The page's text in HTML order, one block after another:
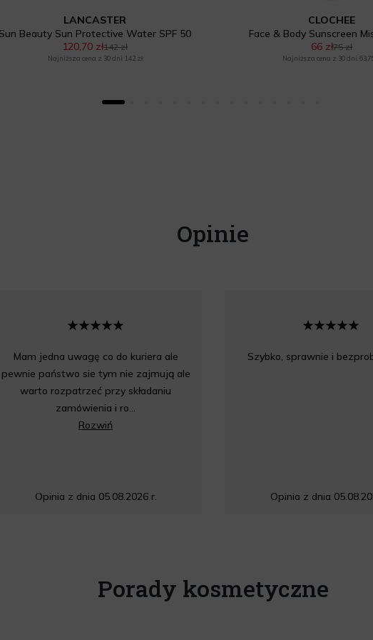
LANCASTER
Sun Beauty Sun Protective Water SPF 50
120,70 zł142 zł
Najniższa cena z 30 dni: 142 zł
CLOCHEE
Face & Body Sunscreen
66 zł75 zł
Najniższa cena z 30 dni:
Opinie
Mam jedna uwagę co do kuriera ale
pewnie państwo sie tym nie zajmują ale
warto rozpatrzeć przy składaniu
zamówienia i ro...
Rozwiń
Opinia z dnia 05.08.2026 r.
Szybko, sprawnie i
Opinia z dnia
Porady kosmetyczne